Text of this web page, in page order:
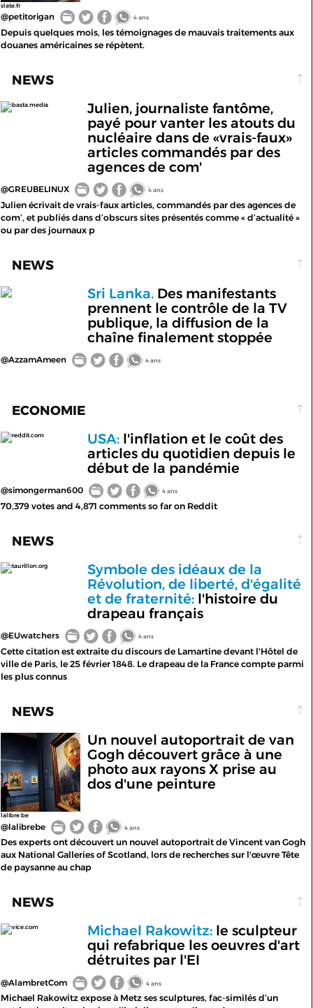
slate.fr
@petitorigan 4 ans
Depuis quelques mois, les témoignages de mauvais traitements aux
douanes américaines se répètent.
NEWS
basta.media
Julien, journaliste fantôme,
payé pour vanter les atouts du
nucléaire dans de «vrais-faux»
articles commandés par des
agences de com'
@GREUBELINUX 4 ans
Julien écrivait de vrais-faux articles, commandés par des agences de
com’, et publiés dans d’obscurs sites présentés comme « d’actualité »
ou par des journaux p
NEWS
Sri Lanka.Des manifestants
prennent le contrôle de la TV
publique, la diffusion de la
chaîne finalement stoppée
@AzzamAmeen 4 ans
ECONOMIE
reddit.com USA:l'inflation et le coût des
articles du quotidien depuis le
début de la pandémie
@simongerman600 4 ans
70,379 votes and 4,871 comments so far on Reddit
NEWS
taurillon.org
Symbole des idéaux de la
Révolution, de liberté, d'égalité
et de fraternité:l'histoire du
drapeau français
@EUwatchers 4 ans
Cette citation est extraite du discours de Lamartine devant l'Hôtel de
ville de Paris, le 25 février 1848. Le drapeau de la France compte parmi
les plus connus
NEWS
lalibre.be
Un nouvel autoportrait de van
Gogh découvert grâce à une
photo aux rayons X prise au
dos d'une peinture
@lalibrebe 4 ans
Des experts ont découvert un nouvel autoportrait de Vincent van Gogh
aux National Galleries of Scotland, lors de recherches sur l'œuvre Tête
de paysanne au chap
NEWS
vice.com Michael Rakowitz:le sculpteur
qui refabrique les oeuvres d'art
détruites par l'EI
@AlambretCom 4 ans
Michael Rakowitz expose à Metz ses sculptures, fac-similés d’un